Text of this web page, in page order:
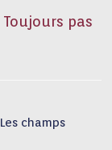
pas
Les champs